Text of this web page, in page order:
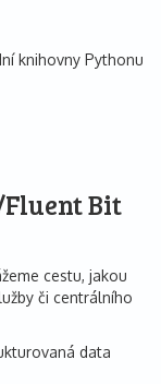
knihovny Pythonu
Bit
cestu, jakou
či centrálního
data